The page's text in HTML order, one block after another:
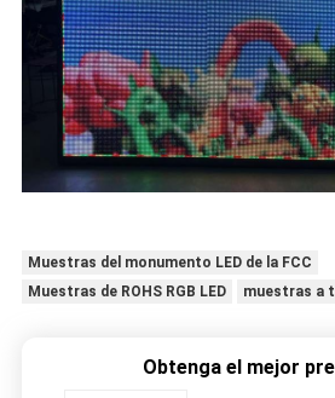
Muestras del monumento LED de la FCC
Muestras de ROHS RGB LED
muestras a
Obtenga el mejor